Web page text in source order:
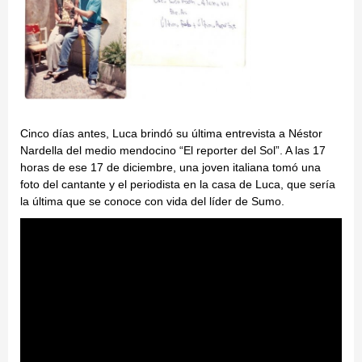
Cinco días antes, Luca brindó su última entrevista a Néstor
Nardella del medio mendocino “El reporter del Sol”. A las 17
horas de ese 17 de diciembre, una joven italiana tomó una
foto del cantante y el periodista en la casa de Luca, que sería
la última que se conoce con vida del líder de Sumo.